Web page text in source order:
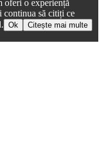
oferi o experiență
continua să citiți ce
Ok Citește mai multe